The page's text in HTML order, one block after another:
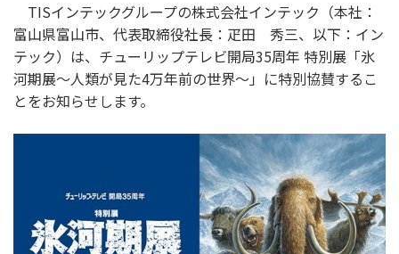
TISインテックグループの株式会社インテック（本社：
富山県富山市、代表取締役社長：疋田 秀三、以下：イン
テック）は、チューリップテレビ開局35周年 特別展「氷
河期展〜人類が見た4万年前の世界〜」に特別協賛するこ
とをお知らせします。